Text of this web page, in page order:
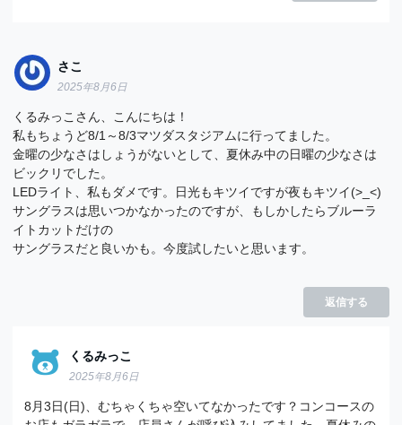
さこ
2025年8月6日
くるみっこさん、こんにちは！
私もちょうど8/1～8/3マツダスタジアムに行ってました。
金曜の少なさはしょうがないとして、夏休み中の日曜の少なさは
ビックリでした。
LEDライト、私もダメです。日光もキツイですが夜もキツイ(>_<)
サングラスは思いつかなかったのですが、もしかしたらブルーラ
イトカットだけの
サングラスだと良いかも。今度試したいと思います。
返信する
くるみっこ
2025年8月6日
8月3日(日)、むちゃくちゃ空いてなかったです？コンコースの